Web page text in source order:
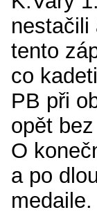
nestačili
tento
co
PB při
opět
O
a po
medaile.